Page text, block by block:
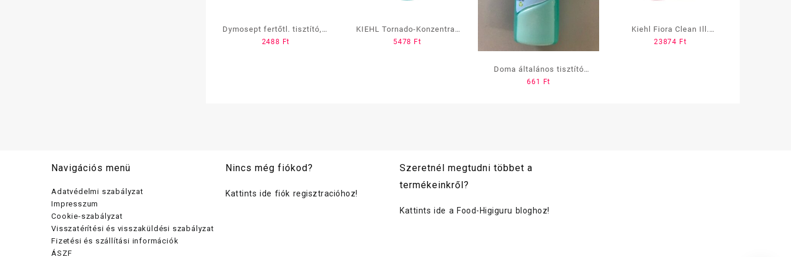
Dymosept fertőtl. tisztító, 5
L Natur
2488 Ft
KIEHL Tornado-Konzentrat
1 L
5478 Ft
Doma általános tisztító
alkoholos 750 ml (Green
661 Ft
Kiehl Fiora Clean Ill.
Tisztítószer 10L
23874 Ft
Navigációs menü
Adatvédelmi szabályzat
Impresszum
Cookie-szabályzat
Visszatérítési és visszaküldési szabályzat
Fizetési és szállítási információk
ÁSZF
Nincs még fiókod?
Kattints ide fiók regisztracióhoz!
Szeretnél megtudni többet a
termékeinkről?
Kattints ide a Food-Higiguru bloghoz!